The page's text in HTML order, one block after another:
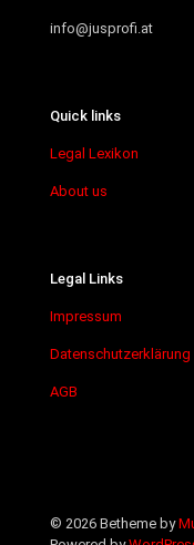
info@jusprofi.at
Quick links
Legal Lexikon
About us
Legal Links
Impressum
Datenschutzerklärung
AGB
© 2026 Betheme by